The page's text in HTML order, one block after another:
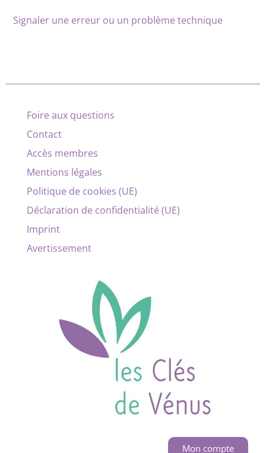
Signaler une erreur ou un problème technique
Foire aux questions
Contact
Accès membres
Mentions légales
Politique de cookies (UE)
Déclaration de confidentialité (UE)
Imprint
Avertissement
Mon compte